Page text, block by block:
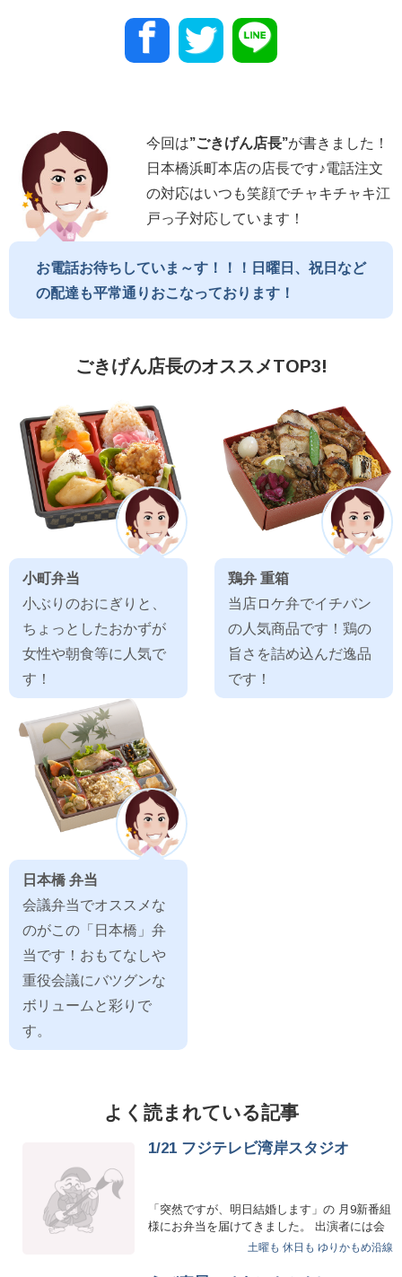
今回は”ごきげん店長”が書きました！
日本橋浜町本店の店長です♪電話注文
の対応はいつも笑顔でチャキチャキ江
戸っ子対応しています！
お電話お待ちしていま～す！！！日曜日、祝日など
の配達も平常通りおこなっております！
ごきげん店長のオススメTOP3!
小町弁当
小ぶりのおにぎりと、
ちょっとしたおかずが
女性や朝食等に人気で
す！
鶏弁 重箱
当店ロケ弁でイチバン
の人気商品です！鶏の
旨さを詰め込んだ逸品
です！
日本橋 弁当
会議弁当でオススメな
のがこの「日本橋」弁
当です！おもてなしや
重役会議にバツグンな
ボリュームと彩りで
す。
よく読まれている記事
1/21 フジテレビ湾岸スタジオ
「突然ですが、明日結婚します」の 月9新番組
様にお弁当を届けてきました。 出演者には会
えなかったですが、 番組…
土曜も 休日も ゆりかもめ沿線